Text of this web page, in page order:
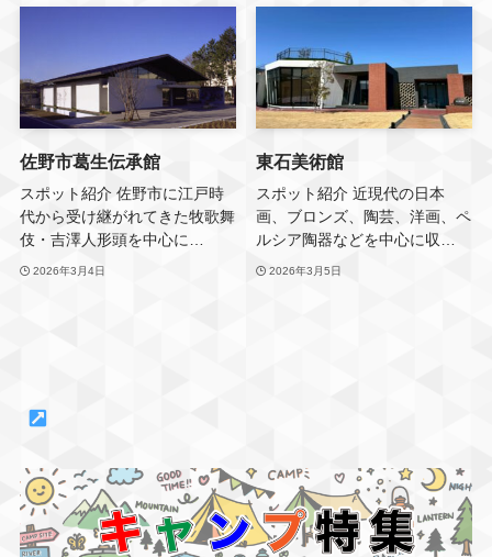
佐野市葛生伝承館
スポット紹介 佐野市に江戸時
代から受け継がれてきた牧歌舞
伎・吉澤人形頭を中心に…
2026年3月4日
東石美術館
スポット紹介 近現代の日本
画、ブロンズ、陶芸、洋画、ペ
ルシア陶器などを中心に収…
2026年3月5日